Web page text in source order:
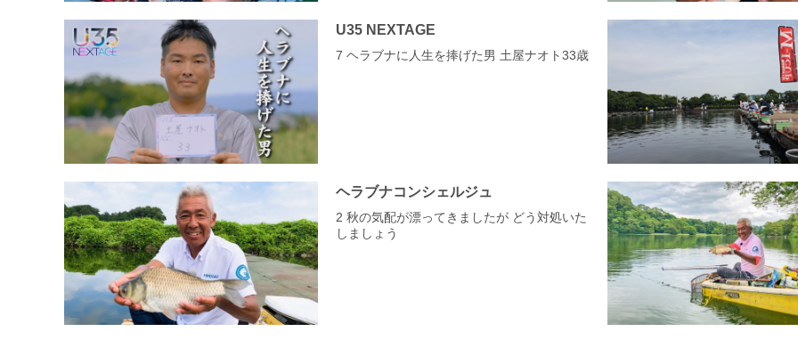
U35 NEXTAGE
7 ヘラブナに人生を捧げた男 土屋ナオト33歳
ヘラブナコンシェルジュ
2 秋の気配が漂ってきましたが どう対処いた
しましょう